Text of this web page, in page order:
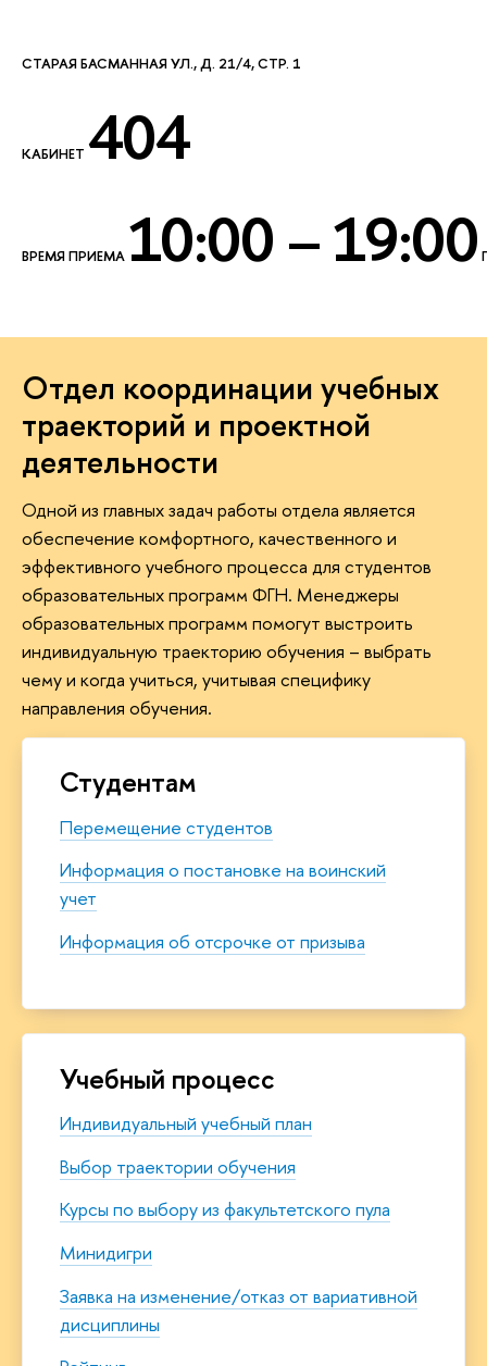
СТАРАЯ БАСМАННАЯ УЛ., Д. 21/4, СТР. 1
КАБИНЕТ 404
ВРЕМЯ ПРИЕМА 10:00 – 19:00
Отдел координации учебных
траекторий и проектной
деятельности
Одной из главных задач работы отдела является
обеспечение комфортного, качественного и
эффективного учебного процесса для студентов
образовательных программ ФГН. Менеджеры
образовательных программ помогут выстроить
индивидуальную траекторию обучения – выбрать
чему и когда учиться, учитывая специфику
направления обучения.
Студентам
Перемещение студентов
Информация о постановке на воинский
учет
Информация об отсрочке от призыва
Учебный процесс
Индивидуальный учебный план
Выбор траектории обучения
Курсы по выбору из факультетского пула
Минидигри
Заявка на изменение/отказ от вариативной
дисциплины